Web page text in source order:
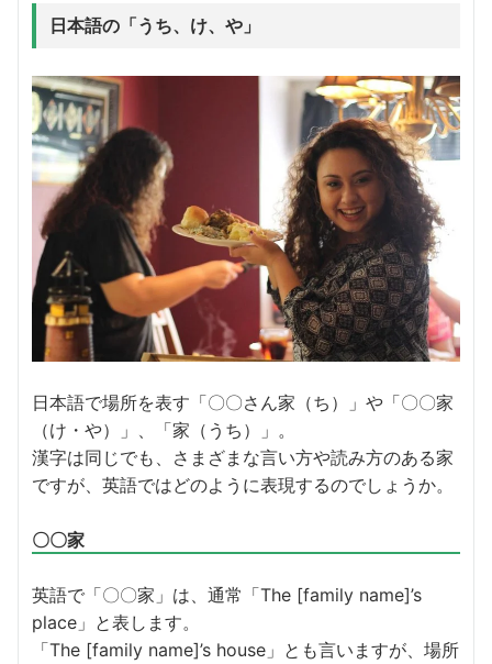
日本語の「うち、け、や」
日本語で場所を表す「〇〇さん家（ち）」や「〇〇家
（け・や）」、「家（うち）」。
漢字は同じでも、さまざまな言い方や読み方のある家
ですが、英語ではどのように表現するのでしょうか。
〇〇家
英語で「〇〇家」は、通常「The [family name]’s
place」と表します。
「The [family name]’s house」とも言いますが、場所